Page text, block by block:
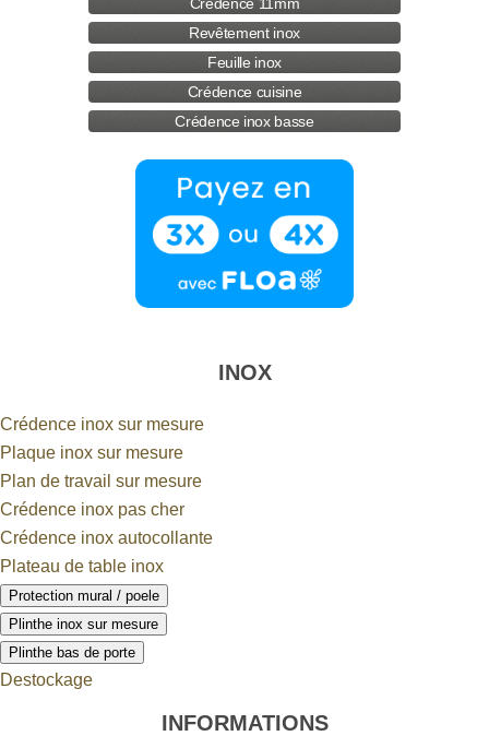
Revêtement inox
Feuille inox
Crédence cuisine
Crédence inox basse
INOX
Crédence inox sur mesure
Plaque inox sur mesure
Plan de travail sur mesure
Crédence inox pas cher
Crédence inox autocollante
Plateau de table inox
Protection mural / poele
Plinthe inox sur mesure
Plinthe bas de porte
Destockage
INFORMATIONS